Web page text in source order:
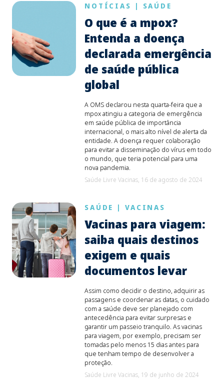
NOTÍCIAS | SAÚDE
O que é a mpox?
Entenda a doença
declarada emergência
de saúde pública
global
A OMS declarou nesta quarta-feira que a
mpox atingiu a categoria de emergência
em saúde pública de importância
internacional, o mais alto nível de alerta da
entidade. A doença requer colaboração
para evitar a disseminação do vírus em todo
o mundo, que teria potencial para uma
nova pandemia.
Saúde Livre Vacinas, 16 de agosto de 2024
SAÚDE | VACINAS
Vacinas para viagem:
saiba quais destinos
exigem e quais
documentos levar
Assim como decidir o destino, adquirir as
passagens e coordenar as datas, o cuidado
com a saúde deve ser planejado com
antecedência para evitar surpresas e
garantir um passeio tranquilo. As vacinas
para viagem, por exemplo, precisam ser
tomadas pelo menos 15 dias antes para
que tenham tempo de desenvolver a
proteção.
Saúde Livre Vacinas, 19 de junho de 2024